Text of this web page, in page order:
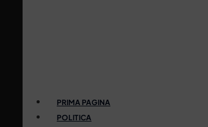
PRIMA PAGINA
POLITICA